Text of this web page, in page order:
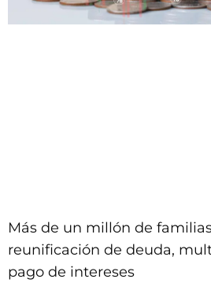
Más de un millón de
reunificación de deuda,
pago de intereses